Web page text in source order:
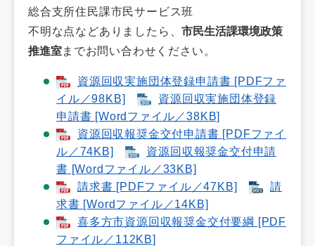
総合支所住民課市民サービス班
不明な点などありましたら、市民生活課環境政策
推進室までお問い合わせください。
資源回収実施団体登録申請書 [PDFファ
イル／98KB]
資源回収実施団体登録
申請書 [Wordファイル／38KB]
資源回収報奨金交付申請書 [PDFファイ
ル／74KB]
資源回収報奨金交付申請
書 [Wordファイル／33KB]
請求書 [PDFファイル／47KB]
請
求書 [Wordファイル／14KB]
喜多方市資源回収報奨金交付要綱 [PDF
ファイル／112KB]